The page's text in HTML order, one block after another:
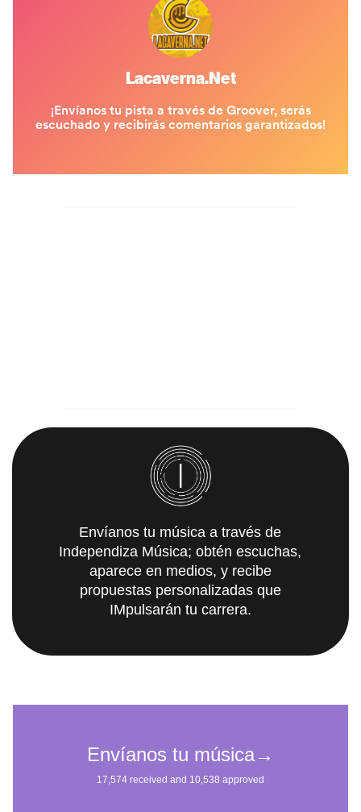
Envíanos tu música a través de
Independiza Música; obtén escuchas,
aparece en medios, y recibe
propuestas personalizadas que
IMpulsarán tu carrera.